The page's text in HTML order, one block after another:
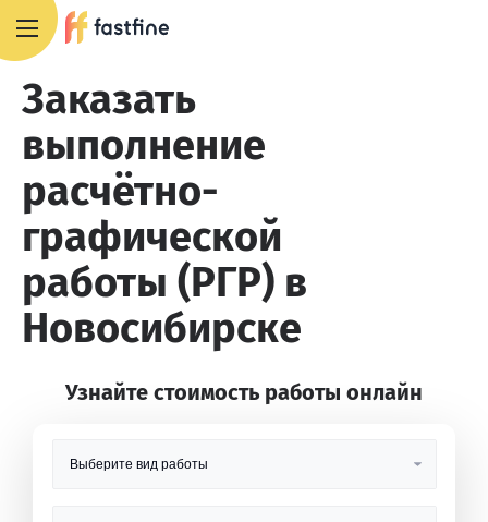
Заказать
выполнение
расчётно-
графической
работы (РГР) в
Новосибирске
Узнайте стоимость работы онлайн